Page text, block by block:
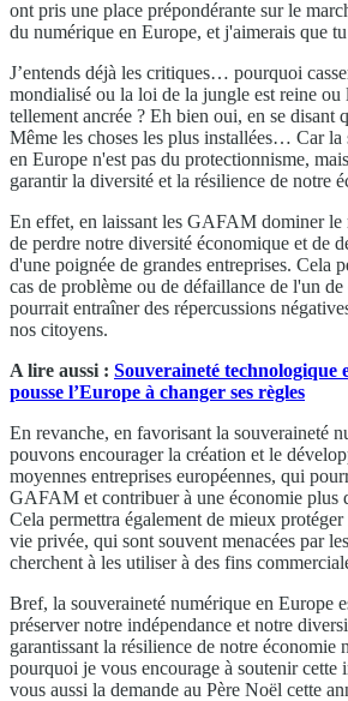
ont pris une place prépondérante sur le
du numérique en Europe, et j'aimerais que
J’entends déjà les critiques… pourquoi
mondialisé ou la loi de la jungle est reine
tellement ancrée ? Eh bien oui, en se disant
Même les choses les plus installées… Car la
en Europe n'est pas du protectionnisme,
garantir la diversité et la résilience de notre
En effet, en laissant les GAFAM dominer le
de perdre notre diversité économique et de
d'une poignée de grandes entreprises. Cela
cas de problème ou de défaillance de l'un de
pourrait entraîner des répercussions
nos citoyens.
A lire aussi : Souveraineté technologique
pousse l’Europe à changer ses règles
En revanche, en favorisant la souveraineté
pouvons encourager la création et le
moyennes entreprises européennes, qui
GAFAM et contribuer à une économie plus
Cela permettra également de mieux
vie privée, qui sont souvent menacées par
cherchent à les utiliser à des fins
Bref, la souveraineté numérique en Europe
préserver notre indépendance et notre
garantissant la résilience de notre économie
pourquoi je vous encourage à soutenir cette
vous aussi la demande au Père Noël cette